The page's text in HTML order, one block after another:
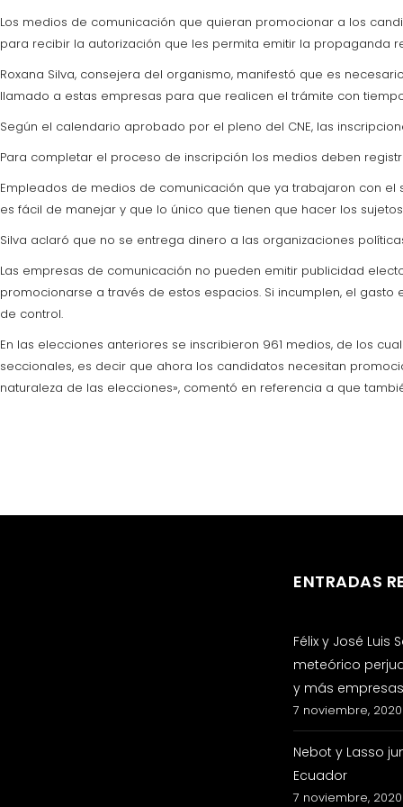
Los medios de comunicación que quieran promocionar a los
para recibir la autorización que les permita emitir la propaganda
Roxana Silva, consejera del organismo, manifestó que es
llamado a estas empresas para que realicen el trámite con
Según el calendario aprobado por el pleno del CNE, las
Para completar el proceso de inscripción los medios deben
Empleados de medios de comunicación que ya trabajaron con
es fácil de manejar y que lo único que tienen que hacer los
Silva aclaró que no se entrega dinero a las organizaciones
Las empresas de comunicación no pueden emitir publicidad
promocionarse a través de estos espacios. Si incumplen, el
de control.
En las elecciones anteriores se inscribieron 961 medios, de los
seccionales, es decir que ahora los candidatos necesitan
naturaleza de las elecciones», comentó en referencia a que
ENTRADAS
Félix y José Luis
meteórico
y más
7 noviembre, 2020
Nebot y Lasso
Ecuador
7 noviembre, 2020